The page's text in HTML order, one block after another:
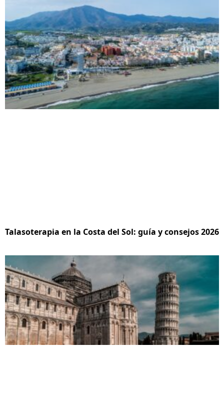
Talasoterapia en la Costa del Sol: guía y consejos 2026